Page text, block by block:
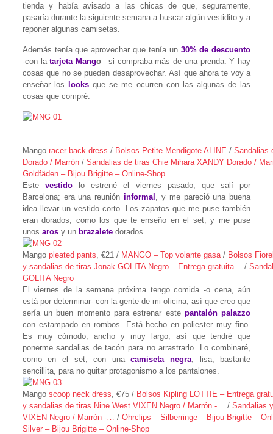
tienda y había avisado a las chicas de que, seguramente,
pasaría durante la siguiente semana a buscar algún vestidito y a
reponer algunas camisetas.
Además tenía que aprovechar que tenía un 30% de descuento
-con latarjeta Mango– si compraba más de una prenda. Y hay
cosas que no se pueden desaprovechar. Así que ahora te voy a
enseñar los
looks que se me ocurren con las algunas de las
cosas que compré.
Mango racer back dress / Bolsos Petite Mendigote ALINE / Sandalias
Dorado / Marrón/ Sandalias de tiras Chie Mihara XANDY Dorado /
Goldfäden – Bijou Brigitte – Online-Shop
Este vestidolo estrené el viernes pasado, que salí por
Barcelona; era una reunióninformal , y me pareció una buena
idea llevar un vestido corto. Los zapatos que me puse también
eran dorados, como los que te enseño en el set, y me puse
unos arosy un brazaletedorados.
Mango pleated pants, €21 / MANGO – Top volante gasa/ Bolsos
y sandalias de tiras Jonak GOLITA Negro – Entrega gratuita… /
GOLITA Negro
El viernes de la semana próxima tengo comida -o cena, aún
está por determinar- con la gente de mi oficina; así que creo que
sería un buen momento para estrenar este pantalón palazzo
con estampado en rombos. Está hecho en poliester muy fino.
Es muy cómodo, ancho y muy largo, así que tendré que
ponerme sandalias de tacón para no arrastrarlo. Lo combinaré,
como en el set, con unacamiseta negra, lisa, bastante
sencillita, para no quitar protagonismo a los pantalones.
Mango scoop neck dress, €75 / Bolsos Kipling LOTTIE – Entrega
y sandalias de tiras Nine West VIXEN Negro / Marrón -… / Sandalias
VIXEN Negro / Marrón -… / Ohrclips – Silberringe – Bijou Brigitte –
Silver – Bijou Brigitte – Online-Shop